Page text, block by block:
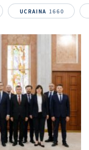
UCRAINA 1660